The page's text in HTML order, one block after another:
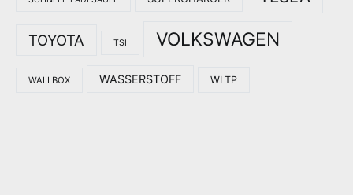
TOYOTA TSI VOLKSWAGEN
WALLBOX WASSERSTOFF WLTP